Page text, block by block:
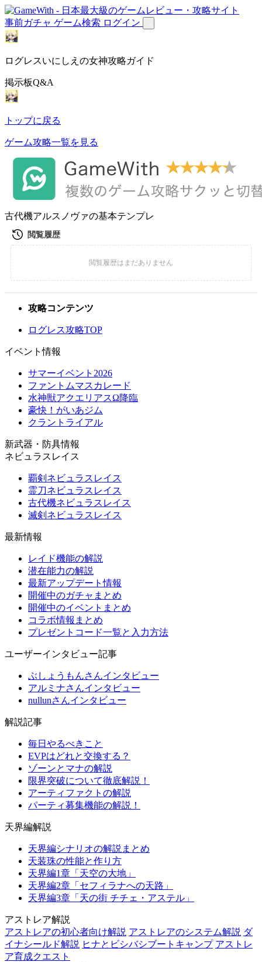
事前ガチャ ゲーム検索 ログイン
ログレスいにしえの女神攻略ガイド
掲示板Q&A
トップに戻る
ゲーム攻略一覧を見る
古代機アルスノヴァの基本テンプレ
攻略コンテンツ
ログレス攻略TOP
イベント情報
サマーイベント2026
ファントムマスカレード
水神獣アクエリアスΩ降臨
豪快！がいあジム
クラントライアル
新武器・防具情報
ネビュラスレイス
覇剣ネビュラスレイス
霊刀ネビュラスレイス
古代機ネビュラスレイス
滅剣ネビュラスレイス
最新情報
レイド機能の解説
潜在能力の解説
最新アップデート情報
開催中のガチャまとめ
開催中のイベントまとめ
コラボ情報まとめ
プレゼントコード一覧と入力方法
ユーザーインタビュー記事
ぶしょうもんさんインタビュー
アルミナさんインタビュー
nullunさんインタビュー
解説記事
毎日やるべきこと
EVPはどれと交換する？
ゾーンとマナの解説
限界突破について徹底解説！
アーティファクトの解説
パーティ募集機能の解説！
天界編解説
天界編シナリオの解説まとめ
天装珠の性能と作り方
天界編1章「天空の大地」
天界編2章「セフィラナへの天路」
天界編3章「天の街 チチェ・アステル」
アストレア解説
アストレアの初心者向け解説 アストレアのシステム解説 ダ
イナシールド解説 ヒナとビシバシブートキャンプ アストレ
ア育成クエスト